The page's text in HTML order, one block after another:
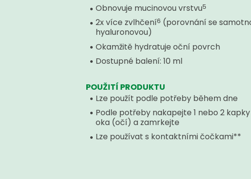
Obnovuje mucinovou vrstvu5
2x více zvlhčení6 (porovnání se
hyaluronovou)
Okamžitě hydratuje oční povrch
Dostupné balení: 10 ml
POUŽITÍ PRODUKTU
Lze použít podle potřeby během dne
Podle potřeby nakapejte 1 nebo 2
oka (očí) a zamrkejte
Lze používat s kontaktními čočkami**